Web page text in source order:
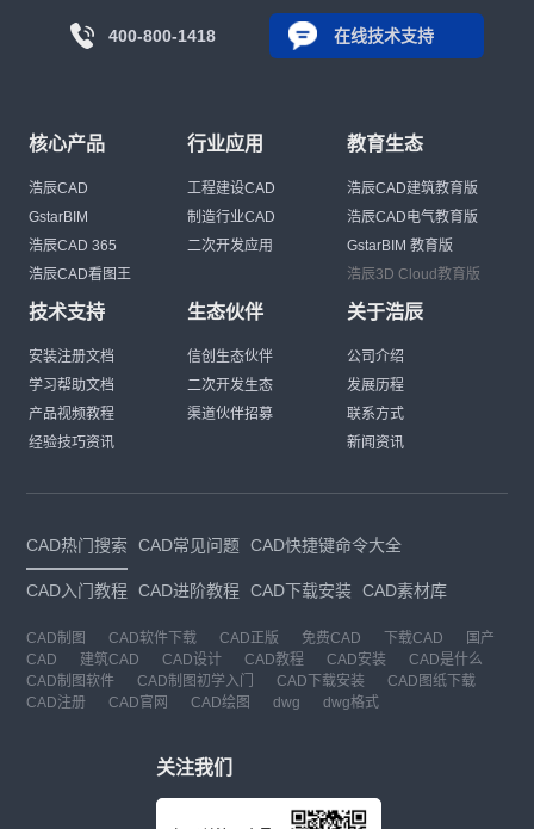
400-800-1418 在线技术支持
核心产品
浩辰CAD
GstarBIM
浩辰CAD 365
浩辰CAD看图王
行业应用
工程建设CAD
制造行业CAD
二次开发应用
教育生态
浩辰CAD建筑教育版
浩辰CAD电气教育版
GstarBIM 教育版
浩辰3D Cloud教育版
技术支持
安装注册文档
学习帮助文档
产品视频教程
经验技巧资讯
生态伙伴
信创生态伙伴
二次开发生态
渠道伙伴招募
关于浩辰
公司介绍
发展历程
联系方式
新闻资讯
CAD热门搜索 CAD常见问题 CAD快捷键命令大全
CAD入门教程 CAD进阶教程 CAD下载安装 CAD素材库
CAD制图 CAD软件下载 CAD正版 免费CAD 下载CAD
国产
CAD
建筑CAD CAD设计 CAD教程 CAD安装
CAD是什么
CAD制图软件
CAD制图初学入门 CAD下载安装
CAD图纸下载
CAD注册
CAD官网 CAD绘图 dwg dwg格式
关注我们